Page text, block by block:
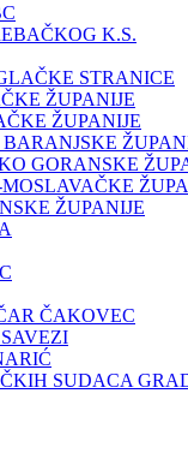
K.S.
STRANICE
ŽUPANIJE
ŽUPANIJE
BARANJSKE
GORANSKE
ŽUPANIJE
ČAKOVEC
SUDACA